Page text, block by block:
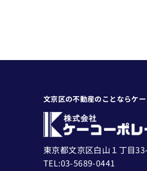
文京区の不動産のことならケ
東京都文京区白山１丁目
TEL:03-5689-0441